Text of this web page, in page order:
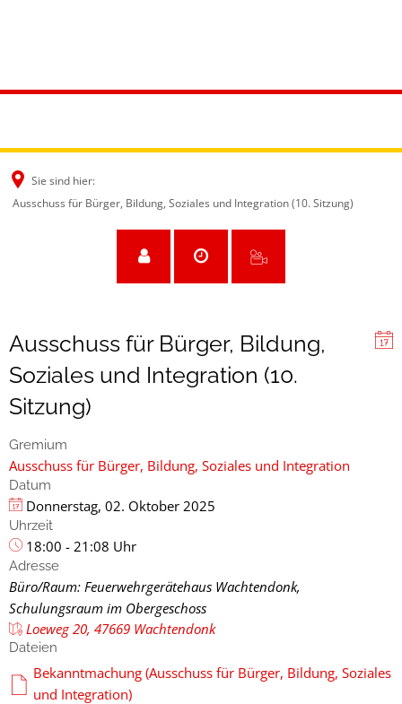
Sie sind hier:
Ausschuss für Bürger, Bildung, Soziales und Integration (10. Sitzung)
Ausschuss für Bürger, Bildung,
Soziales und Integration (10.
Sitzung)
Gremium
Ausschuss für Bürger, Bildung, Soziales und Integration
Datum
Donnerstag, 02. Oktober 2025
Uhrzeit
18:00 - 21:08 Uhr
Adresse
Büro/Raum: Feuerwehrgerätehaus Wachtendonk,
Schulungsraum im Obergeschoss
Loeweg 20, 47669 Wachtendonk
Dateien
Bekanntmachung (Ausschuss für Bürger, Bildung, Soziales
und Integration)